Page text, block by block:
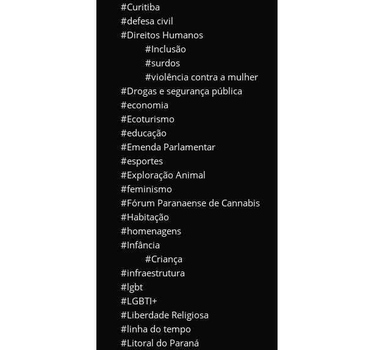
Curitiba
defesa civil
Direitos Humanos
Inclusão
surdos
violência contra a mulher
Drogas e segurança pública
economia
Ecoturismo
educação
Emenda Parlamentar
esportes
Exploração Animal
feminismo
Fórum Paranaense de Cannabis
Habitação
homenagens
Infância
Criança
infraestrutura
lgbt
LGBTI+
Liberdade Religiosa
linha do tempo
Litoral do Paraná